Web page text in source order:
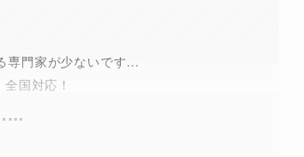
専門家が少ないです…
国対応！